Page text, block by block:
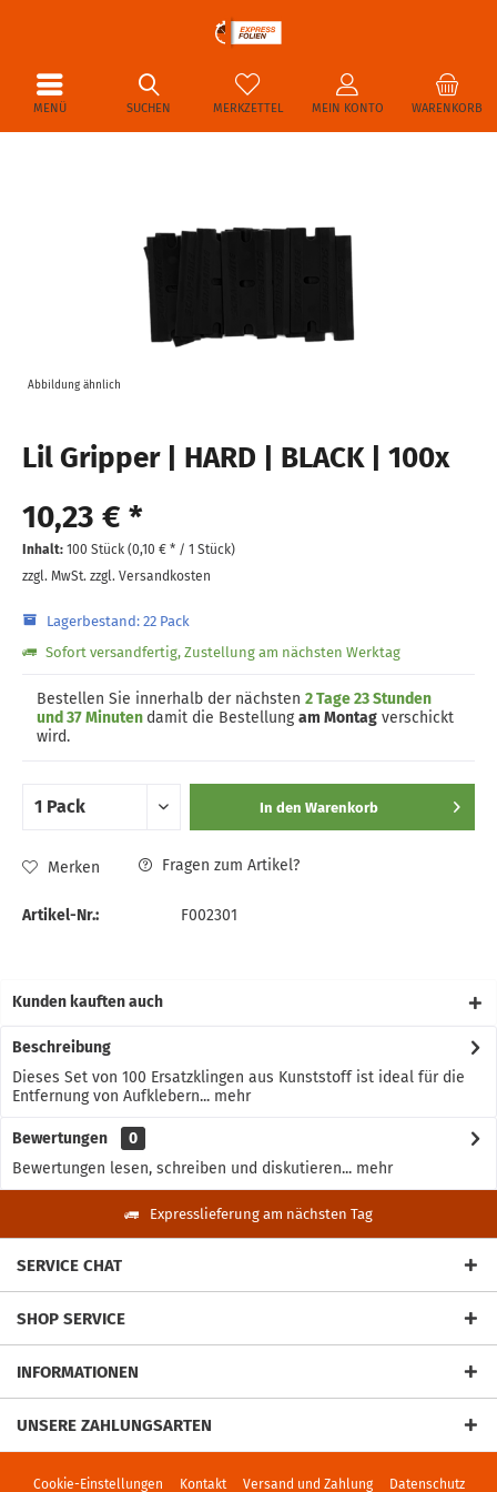
MENÜ WARENKORB
MERKZETTEL MEIN KONTO
SUCHEN
Abbildung ähnlich
Lil Gripper | HARD | BLACK | 100x
10,23 € *
Inhalt: 100 Stück (0,10 € * / 1 Stück)
zzgl. MwSt. zzgl. Versandkosten
Lagerbestand: 22 Pack
Sofort versandfertig, Zustellung am nächsten Werktag
Bestellen Sie innerhalb der nächsten 2 Tage 23 Stunden
und 37 Minuten damit die Bestellungam Montag verschickt
wird.
In den Warenkorb
Merken Fragen zum Artikel?
Artikel-Nr.: F002301
Kunden kauften auch
Beschreibung
Dieses Set von 100 Ersatzklingen aus Kunststoff ist ideal für die
Entfernung von Aufklebern... mehr
Bewertungen
0
Bewertungen lesen, schreiben und diskutieren... mehr
Expresslieferung am nächsten Tag
SERVICE CHAT
SHOP SERVICE
INFORMATIONEN
UNSERE ZAHLUNGSARTEN
Cookie-Einstellungen Kontakt Versand und Zahlung Datenschutz